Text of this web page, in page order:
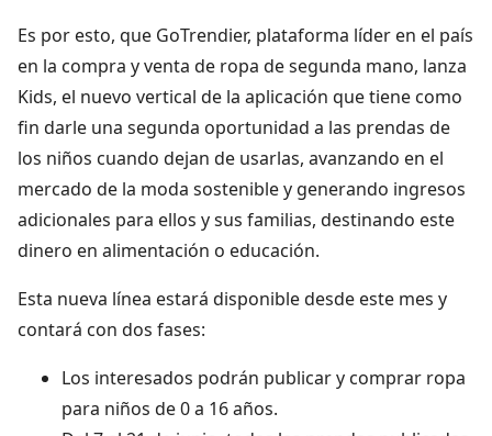
Es por esto, que GoTrendier, plataforma líder en el país
en la compra y venta de ropa de segunda mano, lanza
Kids, el nuevo vertical de la aplicación que tiene como
fin darle una segunda oportunidad a las prendas de
los niños cuando dejan de usarlas, avanzando en el
mercado de la moda sostenible y generando ingresos
adicionales para ellos y sus familias, destinando este
dinero en alimentación o educación.
Esta nueva línea estará disponible desde este mes y
contará con dos fases:
Los interesados podrán publicar y comprar ropa
para niños de 0 a 16 años.